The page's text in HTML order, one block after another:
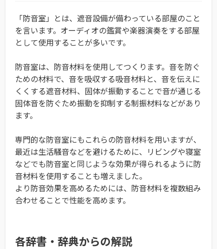
「防音室」とは、遮音設備が備わっている部屋のこと
を言います。オーディオの鑑賞や楽器演奏をする部屋
として使用することが多いです。
防音室は、防音材料を使用してつくります。音を防ぐ
ための材料で、音を吸収する吸音材料と、音を伝えに
くくする遮音材料、固体が振動することで音が通じる
固体音を防ぐため振動を抑制する制振材料などがあり
ます。
専門的な防音室にもこれらの防音材料を用いますが、
最近は生活騒音などを避けるために、リビングや寝室
などでも防音室と同じような効果が得られるように防
音材料を使用することも増えました。
より防音効果を高めるためには、防音材料を複数組み
合わせることで性能を高めます。
各辞書・辞典からの解説